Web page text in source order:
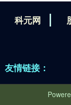
科元网
友情链接：